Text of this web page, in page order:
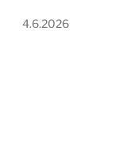
4.6.2026